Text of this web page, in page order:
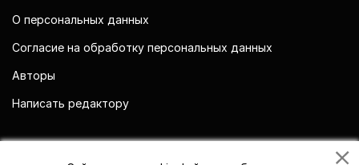
О персональных данных
Согласие на обработку персональных данных
Авторы
Написать редактору